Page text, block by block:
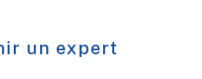
un expert